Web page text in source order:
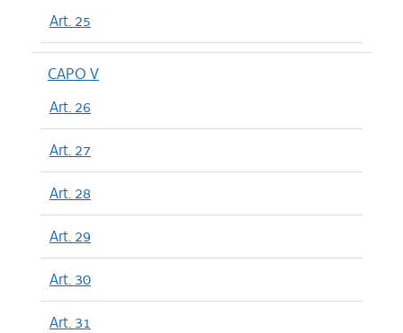
Art. 25
CAPO V
Art. 26
Art. 27
Art. 28
Art. 29
Art. 30
Art. 31